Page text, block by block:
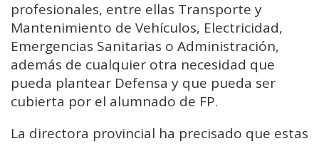
profesionales, entre ellas Transporte y
Mantenimiento de Vehículos, Electricidad,
Emergencias Sanitarias o Administración,
además de cualquier otra necesidad que
pueda plantear Defensa y que pueda ser
cubierta por el alumnado de FP.
La directora provincial ha precisado que estas